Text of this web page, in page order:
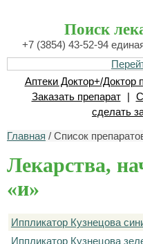
Поиск
+7 (3854) 43-52-94
Аптеки Доктор+/Доктор
Заказать препарат
|
сделать
Главная / Список
Лекарства,
«и»
Иппликатор Кузнецова
Иппликатор Кузнецова